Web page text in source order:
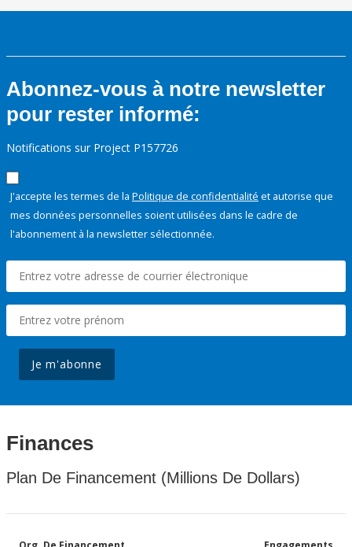
Abonnez-vous à notre newsletter
pour rester informé:
Notifications sur Project P157726
J'accepte les termes de la Politique de confidentialité et autorise que
mes données personnelles soient utilisées dans le cadre de
l'abonnement à la newsletter sélectionnée.
Je m'abonne
Finances
Plan De Financement (Millions De Dollars)